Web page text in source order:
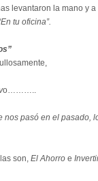
levantaron la mano y
tu oficina”.
o………..
nos pasó en el pasado,
son, El Ahorro e